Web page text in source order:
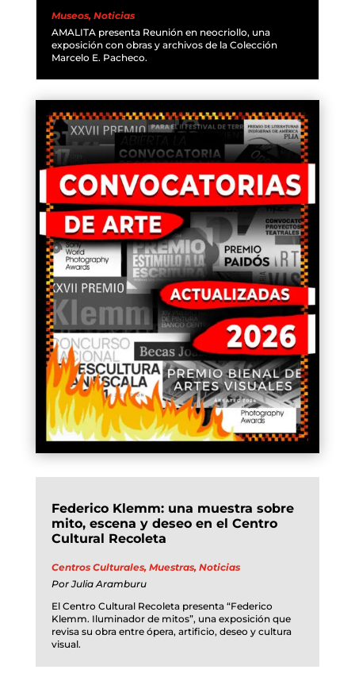
Museos, Noticias
AMALITA presenta Reunión en neocriollo, una
exposición con obras y archivos de la Colección
Marcelo E. Pacheco.
Federico Klemm: una muestra sobre
mito, escena y deseo en el Centro
Cultural Recoleta
Centros Culturales, Muestras, Noticias
PorJulia Aramburu
El Centro Cultural Recoleta presenta “Federico
Klemm. Iluminador de mitos”, una exposición que
revisa su obra entre ópera, artificio, deseo y cultura
visual.